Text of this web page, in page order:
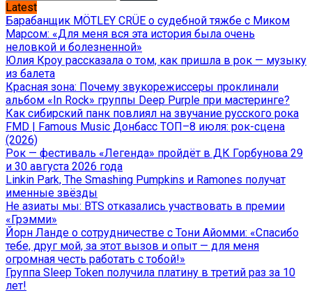
Latest
Барабанщик MÖTLEY CRÜE о судебной тяжбе с Миком
Марсом: «Для меня вся эта история была очень
неловкой и болезненной»
Юлия Кроу рассказала о том, как пришла в рок — музыку
из балета
Красная зона: Почему звукорежиссеры проклинали
альбом «In Rock» группы Deep Purple при мастеринге?
Как сибирский панк повлиял на звучание русского рока
FMD | Famous Music Донбасс ТОП–8 июля: рок-сцена
(2026)
Рок — фестиваль «Легенда» пройдёт в ДК Горбунова 29
и 30 августа 2026 года
Linkin Park, The Smashing Pumpkins и Ramones получат
именные звёзды
Не азиаты мы: BTS отказались участвовать в премии
«Грэмми»
Йорн Ланде о сотрудничестве с Тони Айомми: «Спасибо
тебе, друг мой, за этот вызов и опыт — для меня
огромная честь работать с тобой!»
Группа Sleep Token получила платину в третий раз за 10
лет!